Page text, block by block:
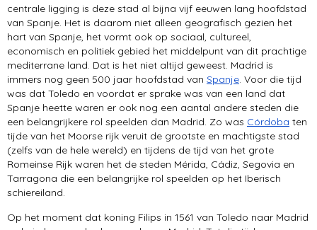
bezienswaardigheden
El Escorial
centrale ligging is deze stad al bijna vijf eeuwen lang hoofdstad
van Spanje. Het is daarom niet alleen geografisch gezien het
hart van Spanje, het vormt ook op sociaal, cultureel,
economisch en politiek gebied het middelpunt van dit prachtige
mediterrane land. Dat is het niet altijd geweest. Madrid is
immers nog geen 500 jaar hoofdstad van Spanje. Voor die tijd
was dat Toledo en voordat er sprake was van een land dat
Spanje heette waren er ook nog een aantal andere steden die
een belangrijkere rol speelden dan Madrid. Zo was Córdoba ten
tijde van het Moorse rijk veruit de grootste en machtigste stad
(zelfs van de hele wereld) en tijdens de tijd van het grote
Romeinse Rijk waren het de steden Mérida, Cádiz, Segovia en
Tarragona die een belangrijke rol speelden op het Iberisch
schiereiland.
Op het moment dat koning Filips in 1561 van Toledo naar Madrid